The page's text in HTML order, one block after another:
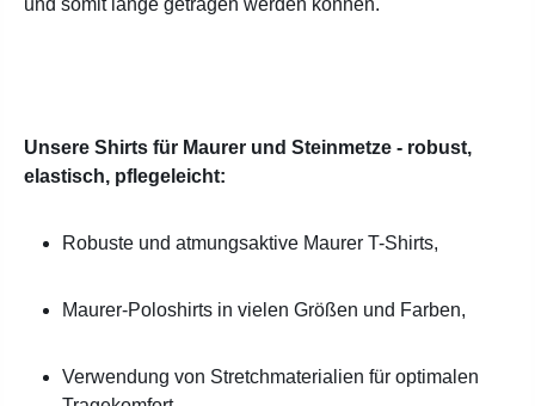
und somit lange getragen werden können.
Unsere Shirts für Maurer und Steinmetze - robust,
elastisch, pflegeleicht:
Robuste und atmungsaktive Maurer T-Shirts,
Maurer-Poloshirts in vielen Größen und Farben,
Verwendung von Stretchmaterialien für optimalen